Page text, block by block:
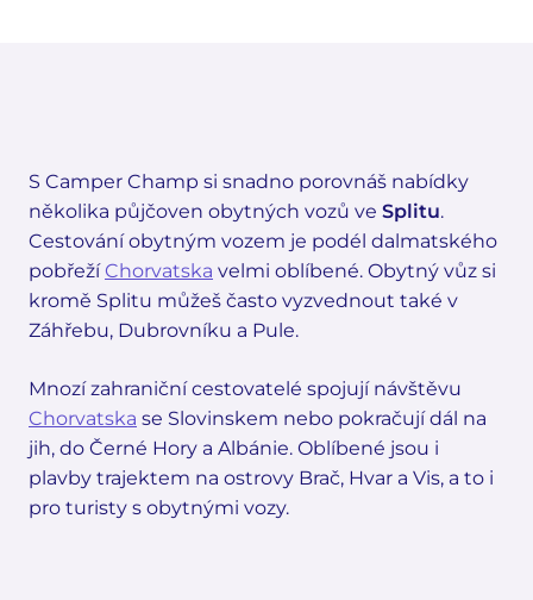
S Camper Champ si snadno porovnáš nabídky
několika půjčoven obytných vozů ve Splitu.
Cestování obytným vozem je podél dalmatského
pobřežíChorvatska velmi oblíbené. Obytný vůz si
kromě Splitu můžeš často vyzvednout také v
Záhřebu, Dubrovníku a Pule.
Mnozí zahraniční cestovatelé spojují návštěvu
Chorvatska se Slovinskem nebo pokračují dál na
jih, do Černé Hory a Albánie. Oblíbené jsou i
plavby trajektem na ostrovy Brač, Hvar a Vis, a to i
pro turisty s obytnými vozy.